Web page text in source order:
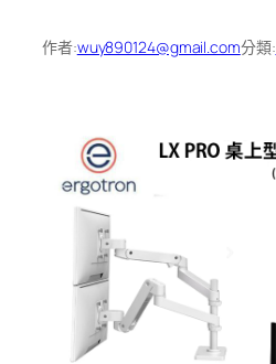
作者:wuy890124@gmail.com分類: